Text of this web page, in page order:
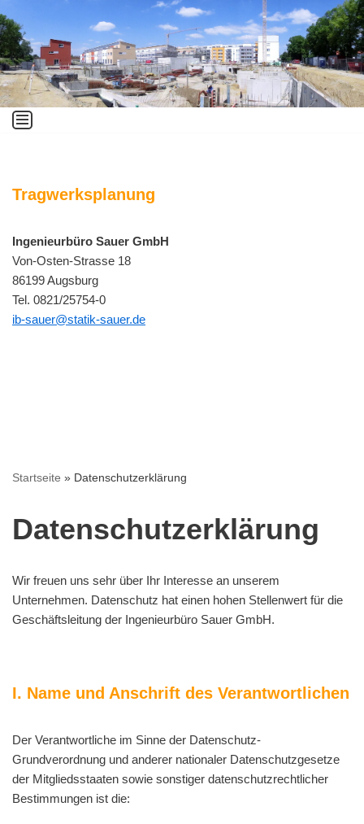
Zum
Inhalt
springen
Tragwerksplanung
Ingenieurbüro Sauer GmbH
Von-Osten-Strasse 18
86199 Augsburg
Tel. 0821/25754-0
ib-sauer@statik-sauer.de
Startseite » Datenschutzerklärung
Datenschutzerklärung
Wir freuen uns sehr über Ihr Interesse an unserem
Unternehmen. Datenschutz hat einen hohen Stellenwert für die
Geschäftsleitung der Ingenieurbüro Sauer GmbH.
I. Name und Anschrift des Verantwortlichen
Der Verantwortliche im Sinne der Datenschutz-
Grundverordnung und anderer nationaler Datenschutzgesetze
der Mitgliedsstaaten sowie sonstiger datenschutzrechtlicher
Bestimmungen ist die: